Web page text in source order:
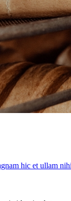
hic et ullam